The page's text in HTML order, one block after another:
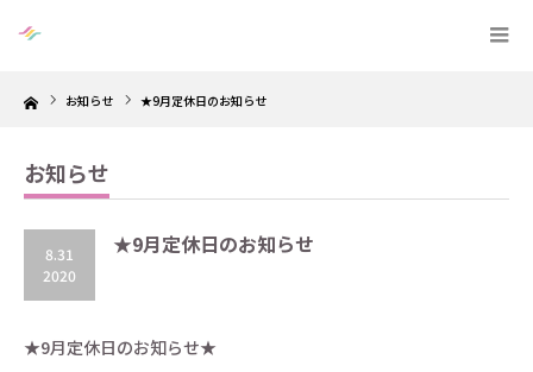
Home お知らせ ★9月定休日のお知らせ
お知らせ
8.31
2020
★9月定休日のお知らせ
★9月定休日のお知らせ★